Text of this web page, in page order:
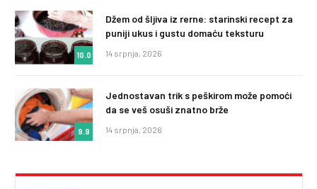
10.0
Džem od šljiva iz rerne: starinski recept za
puniji ukus i gustu domaću teksturu
14 srpnja, 2026
9.9
Jednostavan trik s peškirom može pomoći
da se veš osuši znatno brže
14 srpnja, 2026